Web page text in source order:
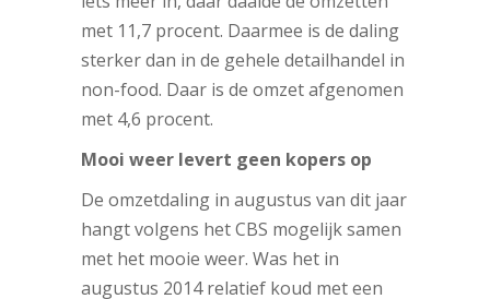
met 11,7 procent. Daarmee is de daling
sterker dan in de gehele detailhandel in
non-food. Daar is de omzet afgenomen
met 4,6 procent.
Mooi weer levert geen kopers op
De omzetdaling in augustus van dit jaar
hangt volgens het CBS mogelijk samen
met het mooie weer. Was het in
augustus 2014 relatief koud met een